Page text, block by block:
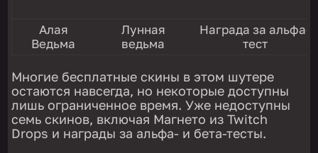
Алая
Ведьма
Лунная
ведьма
Награда за альфа-
тест
Многие бесплатные скины в этом шутере
остаются навсегда, но некоторые доступны
лишь ограниченное время. Уже недоступны
семь скинов, включая Магнето из Twitch
Drops и награды за альфа- и бета-тесты.